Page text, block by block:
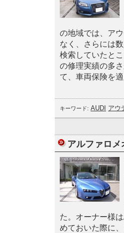
の地域では、ア
なく、さらには
検索していたと
の修理実績の多
て、車両保険を
キーワード: AUDI アウ
アルファロ
た。オーナー様
めておいた際に